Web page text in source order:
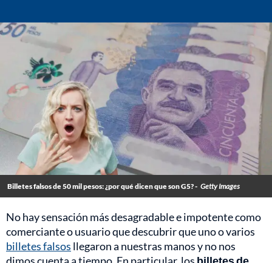
Billetes falsos de 50 mil pesos: ¿por qué dicen que son G5? - Getty Images
No hay sensación más desagradable e impotente como
comerciante o usuario que descubrir que uno o varios
billetes falsos llegaron a nuestras manos y no nos